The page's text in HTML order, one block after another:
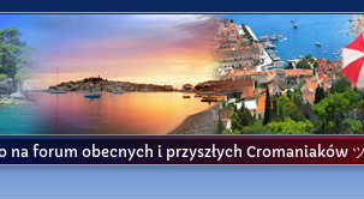
forum obecnych i przyszłych Cromaniaków ツ